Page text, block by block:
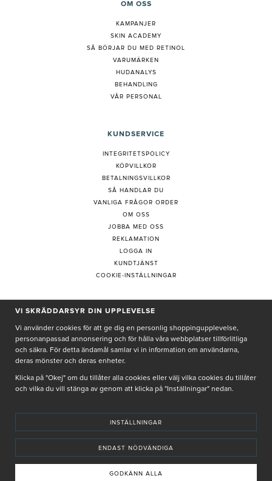
OM OSS
KAMPANJER
SKIN ACADEMY
SÅ BÖRJAR DU MED RETINOL
VARUMÄRKEN
HUDANALYS
BEHANDLING
VÅR PERSONAL
KUNDSERVICE
INTEGRITETSPOLICY
KÖPVILLKOR
BETALNINGSVILLKOR
SÅ HANDLAR DU
VANLIGA FRÅGOR ORDER
OM OSS
JOBBA MED OSS
REKLAMATION
LOGGA IN
KUNDTJÄNST
COOKIE-INSTÄLLNINGAR
PRENUMERERA PÅ NYHETSBREV
Genom att ge min e-post, accepterar jag Seth och Sallyintegritetspolicy
De uppgifter du matar in kommer endast användas till våra nyhetsbrev.
INNEHÅLLET OCH REKOMMENDATIONERNA PÅ DENNA SIDA ÄR FRAMTAGNA OCH GRANSKADE
VI SKRÄDDARSYR DIN UPPLEVELSE
Vi använder cookies för att ge dig en personlig shoppingupplevelse,
personanpassad annonsering och för hålla våra webbplatser tillförlitliga
och säkra. För detta ändamål samlar vi in information om användarna,
deras mönster och deras enheter.
Klicka på "Okej" om du tillåter alla cookies eller välj vilka cookies du tillåter
och vilka du vill stänga av genom att klicka på "Inställningar" nedan.
INSTÄLLNINGAR
ENDAST NÖDVÄNDIGA
GODKÄNN ALLA